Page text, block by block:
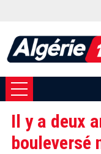
Il y a deux
bouleversé